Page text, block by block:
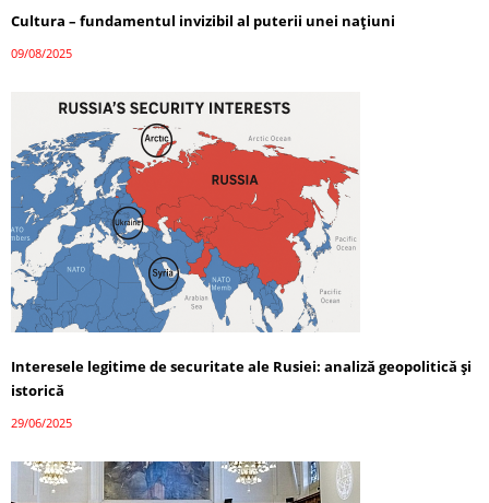
Cultura – fundamentul invizibil al puterii unei națiuni
09/08/2025
Interesele legitime de securitate ale Rusiei: analiză geopolitică și
istorică
29/06/2025